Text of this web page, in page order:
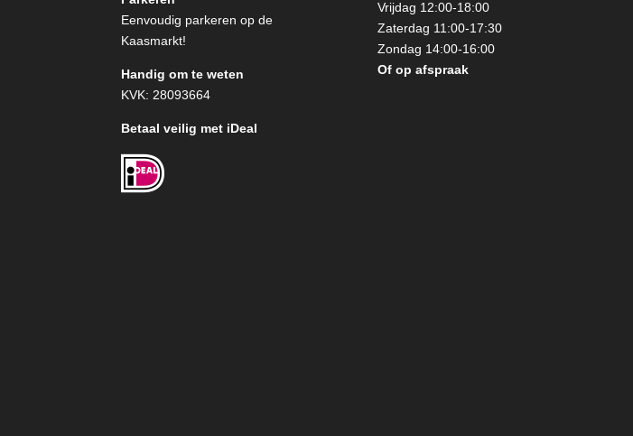
Eenvoudig parkeren op de
Kaasmarkt!
Handig om te weten
KVK: 28093664
Betaal veilig met iDeal
Vrijdag 12:00-18:00
Zaterdag 11:00-17:30
Zondag 14:00-16:00
Of op afspraak